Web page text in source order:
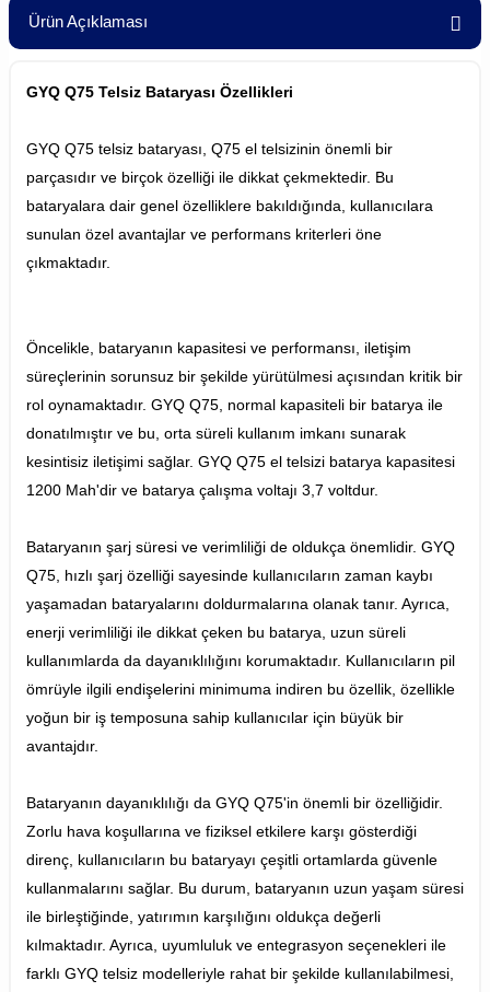
Ürün Açıklaması
GYQ Q75 Telsiz Bataryası Özellikleri
GYQ Q75 telsiz bataryası, Q75 el telsizinin önemli bir
parçasıdır ve birçok özelliği ile dikkat çekmektedir. Bu
bataryalara dair genel özelliklere bakıldığında, kullanıcılara
sunulan özel avantajlar ve performans kriterleri öne
çıkmaktadır.
Öncelikle, bataryanın kapasitesi ve performansı, iletişim
süreçlerinin sorunsuz bir şekilde yürütülmesi açısından kritik bir
rol oynamaktadır. GYQ Q75, normal kapasiteli bir batarya ile
donatılmıştır ve bu, orta süreli kullanım imkanı sunarak
kesintisiz iletişimi sağlar. GYQ Q75 el telsizi batarya kapasitesi
1200 Mah'dir ve batarya çalışma voltajı 3,7 voltdur.
Bataryanın şarj süresi ve verimliliği de oldukça önemlidir. GYQ
Q75, hızlı şarj özelliği sayesinde kullanıcıların zaman kaybı
yaşamadan bataryalarını doldurmalarına olanak tanır. Ayrıca,
enerji verimliliği ile dikkat çeken bu batarya, uzun süreli
kullanımlarda da dayanıklılığını korumaktadır. Kullanıcıların pil
ömrüyle ilgili endişelerini minimuma indiren bu özellik, özellikle
yoğun bir iş temposuna sahip kullanıcılar için büyük bir
avantajdır.
Bataryanın dayanıklılığı da GYQ Q75'in önemli bir özelliğidir.
Zorlu hava koşullarına ve fiziksel etkilere karşı gösterdiği
direnç, kullanıcıların bu bataryayı çeşitli ortamlarda güvenle
kullanmalarını sağlar. Bu durum, bataryanın uzun yaşam süresi
ile birleştiğinde, yatırımın karşılığını oldukça değerli
kılmaktadır. Ayrıca, uyumluluk ve entegrasyon seçenekleri ile
farklı GYQ telsiz modelleriyle rahat bir şekilde kullanılabilmesi,